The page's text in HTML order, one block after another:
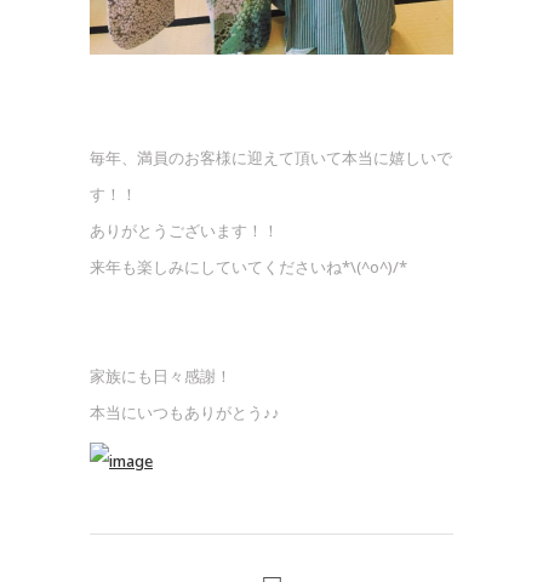
毎年、満員のお客様に迎えて頂いて本当に嬉しいで
す！！
ありがとうございます！！
来年も楽しみにしていてくださいね*\(^o^)/*
家族にも日々感謝！
本当にいつもありがとう♪♪